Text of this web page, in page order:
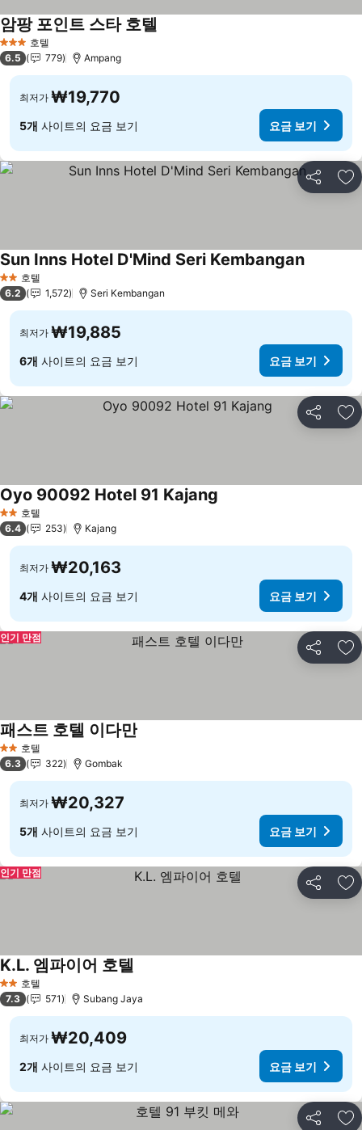
3 성급 호텔
암팡 포인트 스타 호텔
6.5 779 Ampang
최저가 ₩19,770
5개 사이트의 요금 보기 요금 보기
공유 즐
2 성급호텔
Sun Inns Hotel D'Mind Seri Kembangan요금 보기
6.2 1,572 Seri Kembangan
최저가 ₩19,885
6개 사이트의 요금 보기 요금 보기
공유 즐
2 성급호텔
Oyo 90092 Hotel 91 Kajang
6.4 253 Kajang
최저가 ₩20,163
4개 사이트의 요금 보기 요금 보기
공유 즐
인기 만점
2 성급호텔
패스트 호텔 이다만
6.3 322 Gombak
최저가 ₩20,327
5개 사이트의 요금 보기 요금 보기
공유 즐
인기 만점
2 성급호텔
K.L. 엠파이어 호텔
7.3 571 Subang Jaya
최저가 ₩20,409
2개 사이트의 요금 보기 요금 보기
공유 즐